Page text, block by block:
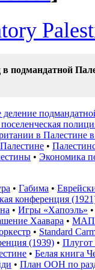
в подмандатной
в Палестине
•
• Экономика
• Габима •
конференция
• Игры «Хапоэль»
Хаавара •
• Standard
(1939) • Плугот
• Белая книга
• План ООН по